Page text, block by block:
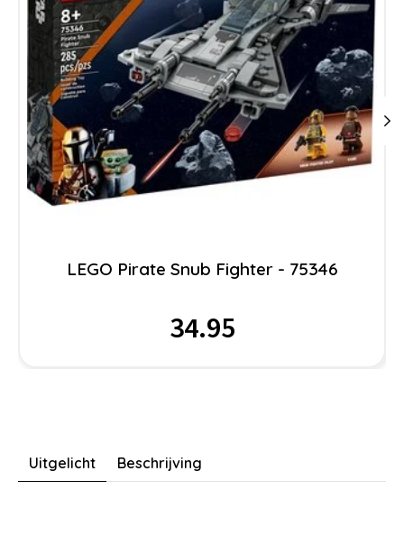
LEGO Pirate Snub Fighter - 75346
34.95
Uitgelicht Beschrijving